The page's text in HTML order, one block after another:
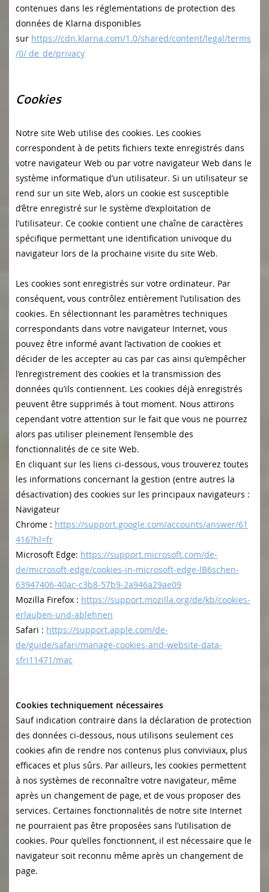
contenues dans les réglementations de protection des
données de Klarna disponibles
sur https://cdn.klarna.com/1.0/shared/content/legal/terms
/0/ de_de/privacy
Cookies
Notre site Web utilise des cookies. Les cookies
correspondent à de petits fichiers texte enregistrés dans
votre navigateur Web ou par votre navigateur Web dans le
système informatique d’un utilisateur. Si un utilisateur se
rend sur un site Web, alors un cookie est susceptible
d’être enregistré sur le système d’exploitation de
l’utilisateur. Ce cookie contient une chaîne de caractères
spécifique permettant une identification univoque du
navigateur lors de la prochaine visite du site Web.
Les cookies sont enregistrés sur votre ordinateur. Par
conséquent, vous contrôlez entièrement l’utilisation des
cookies. En sélectionnant les paramètres techniques
correspondants dans votre navigateur Internet, vous
pouvez être informé avant l’activation de cookies et
décider de les accepter au cas par cas ainsi qu’empêcher
l’enregistrement des cookies et la transmission des
données qu’ils contiennent. Les cookies déjà enregistrés
peuvent être supprimés à tout moment. Nous attirons
cependant votre attention sur le fait que vous ne pourrez
alors pas utiliser pleinement l’ensemble des
fonctionnalités de ce site Web.
En cliquant sur les liens ci-dessous, vous trouverez toutes
les informations concernant la gestion (entre autres la
désactivation) des cookies sur les principaux navigateurs :
Navigateur
Chrome : https://support.google.com/accounts/answer/61
416?hl=fr
Microsoft Edge: https://support.microsoft.com/de-
de/microsoft-edge/cookies-in-microsoft-edge-lB6schen-
63947406-40ac-c3b8-57b9-2a946a29ae09
Mozilla Firefox : https://support.mozilla.org/de/kb/cookies-
erlauben-und-ablehnen
Safari : https://support.apple.com/de-
de/guide/safari/manage-cookies-and-website-data-
sfri11471/mac
Cookies techniquement nécessaires
Sauf indication contraire dans la déclaration de protection
des données ci-dessous, nous utilisons seulement ces
cookies afin de rendre nos contenus plus conviviaux, plus
efficaces et plus sûrs. Par ailleurs, les cookies permettent
à nos systèmes de reconnaître votre navigateur, même
après un changement de page, et de vous proposer des
services. Certaines fonctionnalités de notre site Internet
ne pourraient pas être proposées sans l’utilisation de
cookies. Pour qu’elles fonctionnent, il est nécessaire que le
navigateur soit reconnu même après un changement de
page.